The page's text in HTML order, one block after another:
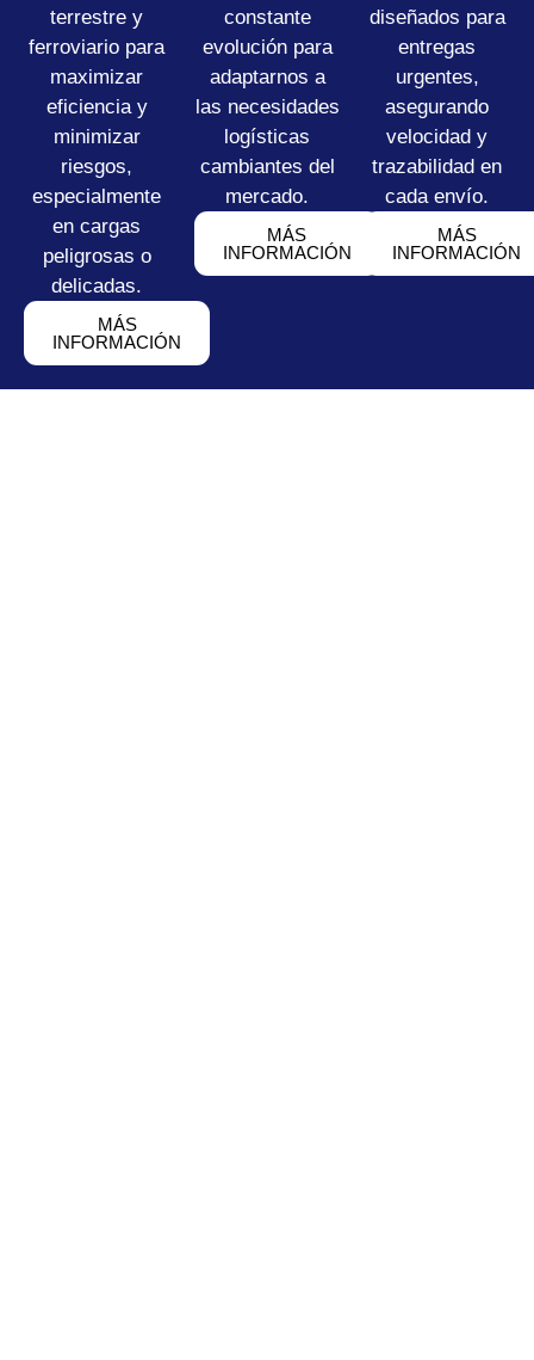
terrestre y
ferroviario para
maximizar
eficiencia y
minimizar
riesgos,
especialmente
en cargas
peligrosas o
delicadas.
MÁS
INFORMACIÓN
constante
evolución para
adaptarnos a
las necesidades
logísticas
cambiantes del
mercado.
MÁS
INFORMACIÓN
diseñados para
entregas
urgentes,
asegurando
velocidad y
trazabilidad en
cada envío.
MÁS
INFORMACIÓN